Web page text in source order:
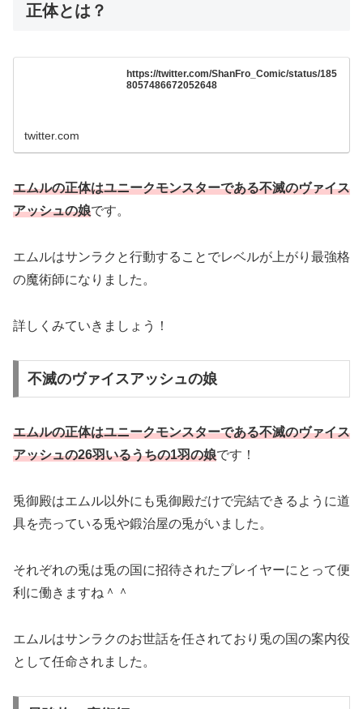
正体とは？
https://twitter.com/ShanFro_Comic/status/185
8057486672052648
twitter.com
エムルの正体はユニークモンスターである不滅のヴァイス
アッシュの娘です。
エムルはサンラクと行動することでレベルが上がり最強格
の魔術師になりました。
詳しくみていきましょう！
不滅のヴァイスアッシュの娘
エムルの正体はユニークモンスターである不滅のヴァイス
アッシュの26羽いるうちの1羽の娘です！
兎御殿はエムル以外にも兎御殿だけで完結できるように道
具を売っている兎や鍛治屋の兎がいました。
それぞれの兎は兎の国に招待されたプレイヤーにとって便
利に働きますね＾＾
エムルはサンラクのお世話を任されており兎の国の案内役
として任命されました。